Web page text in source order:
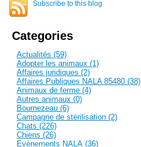
Subscribe to this blog
Categories
Actualités (59)
Adopter les animaux (1)
Affaires juridiques (2)
Affaires Publiques NALA 85480 (38)
Animaux de ferme (4)
Autres animaux (0)
Bournezeau (6)
Campagne de stérilisation (2)
Chats (226)
Chiens (26)
Evènements NALA (36)